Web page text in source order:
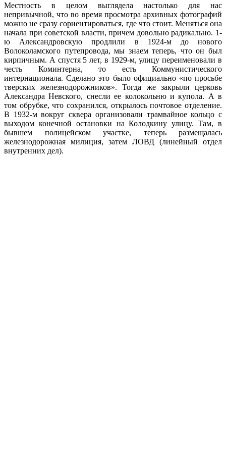
Местность в целом выглядела настолько для нас
непривычной, что во время просмотра архивных фотографий
можно не сразу сориентироваться, где что стоит. Меняться она
начала при советской власти, причем довольно радикально. 1-
ю Александровскую продлили в 1924-м до нового
Волоколамского путепровода, мы знаем теперь, что он был
кирпичным. А спустя 5 лет, в 1929-м, улицу переименовали в
честь Коминтерна, то есть Коммунистического
интернационала. Сделано это было официально «по просьбе
тверских железнодорожников». Тогда же закрыли церковь
Александра Невского, снесли ее колокольню и купола. А в
том обрубке, что сохранился, открылось почтовое отделение.
В 1932-м вокруг сквера организовали трамвайное кольцо с
выходом конечной остановки на Колодкину улицу. Там, в
бывшем полицейском участке, теперь размещалась
железнодорожная милиция, затем ЛОВД (линейный отдел
внутренних дел).